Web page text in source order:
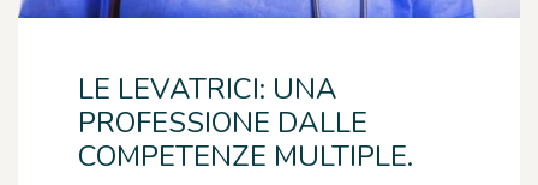
LE LEVATRICI: UNA
PROFESSIONE DALLE
COMPETENZE MULTIPLE.